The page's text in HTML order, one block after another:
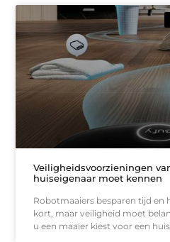
Veiligheidsvoorzieningen
huiseigenaar moet kennen
Robotmaaiers besparen tijd en
kort, maar veiligheid moet
u een maaier kiest voor een